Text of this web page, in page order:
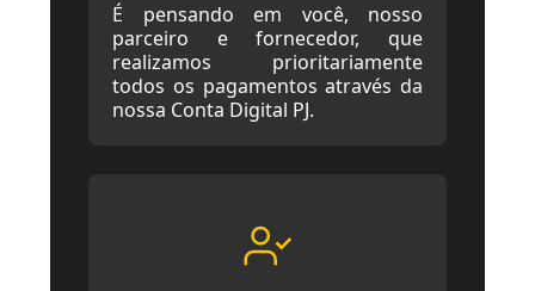
É pensando em você, nosso
parceiro e fornecedor, que
realizamos prioritariamente
todos os pagamentos através da
nossa Conta Digital PJ.